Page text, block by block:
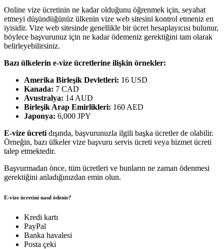
Online vize ücretinin ne kadar olduğunu öğrenmek için, seyahat
etmeyi düşündüğünüz ülkenin vize web sitesini kontrol etmeniz en
iyisidir. Vize web sitesinde genellikle bir ücret hesaplayıcısı bulunur,
böylece başvurunuz için ne kadar ödemeniz gerektiğini tam olarak
belirleyebilirsiniz.
Bazı ülkelerin e-vize ücretlerine ilişkin örnekler:
Amerika Birleşik Devletleri: 16 USD
Kanada: 7 CAD
Avustralya: 14 AUD
Birleşik Arap Emirlikleri: 160 AED
Japonya: 6,000 JPY
E-vize ücreti dışında, başvurunuzla ilgili başka ücretler de olabilir.
Örneğin, bazı ülkeler vize başvuru servis ücreti veya hizmet ücreti
talep etmektedir.
Başvurmadan önce, tüm ücretleri ve bunların ne zaman ödenmesi
gerektiğini anladığınızdan emin olun.
E-vize ücretini nasıl ödenir?
Kredi kartı
PayPal
Banka havalesi
Posta çeki